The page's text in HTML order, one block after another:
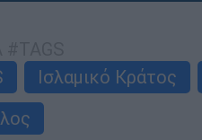
Ισλαμικό Κράτος